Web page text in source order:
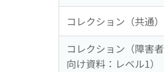
コレクション（共通）
コレクション（障害者
向け資料：レベル1）